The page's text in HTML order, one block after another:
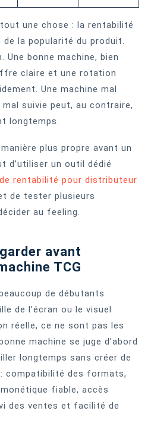
une chose : la rentabilité
la popularité du produit.
Une bonne machine, bien
claire et une rotation
Une machine mal
suivie peut, au contraire,
longtemps.
plus propre avant un
d’utiliser un outil dédié
rentabilité pour distributeur
de tester plusieurs
au feeling.
avant
TCG
de débutants
de l’écran ou le visuel
réelle, ce ne sont pas les
machine se juge d’abord
longtemps sans créer de
compatibilité des formats,
fiable, accès
des ventes et facilité de